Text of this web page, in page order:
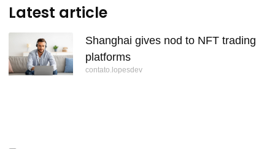
Latest article
Shanghai gives nod to NFT trading
platforms
contato.lopesdev